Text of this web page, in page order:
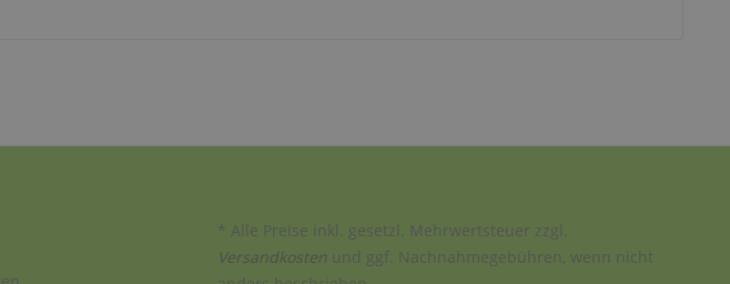
* Alle Preise inkl. gesetzl. Mehrwertsteuer zzgl.
Versandkosten und ggf. Nachnahmegebühren, wenn nicht